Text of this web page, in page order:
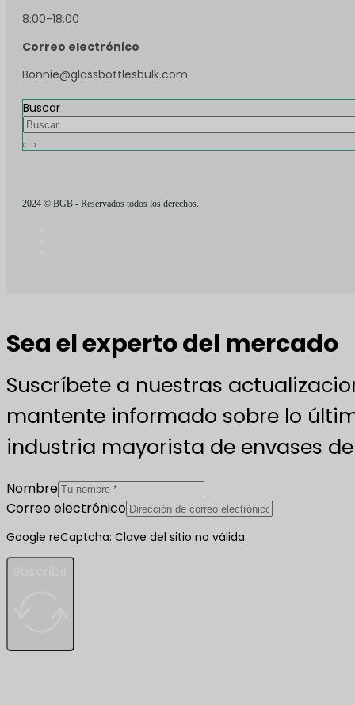
8:00-18:00
Correo electrónico
Bonnie@glassbottlesbulk.com
Buscar
2024 © BGB - Reservados todos los derechos.
Sea el experto del mercado
Suscríbete a nuestras
mantente informado sobre lo
industria mayorista de envases
Nombre
Correo electrónico
Google reCaptcha: Clave del sitio no válida.